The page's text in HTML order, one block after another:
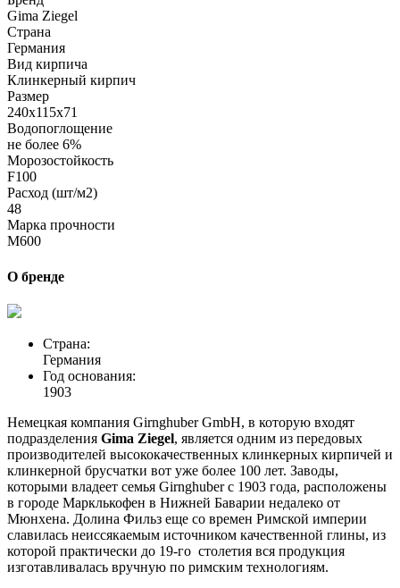
Gima Ziegel
Страна
Германия
Вид кирпича
Клинкерный кирпич
Размер
240х115х71
Водопоглощение
не более 6%
Морозостойкость
F100
Расход (шт/м2)
48
Марка прочности
M600
О бренде
Страна:
Германия
Год основания:
1903
Немецкая компания Girnghuber GmbH, в которую входят
подразделения Gima Ziegel, является одним из передовых
производителей высококачественных клинкерных кирпичей и
клинкерной брусчатки вот уже более 100 лет. Заводы,
которыми владеет семья Girnghuber с 1903 года, расположены
в городе Марклькофен в Нижней Баварии недалеко от
Мюнхена. Долина Фильз еще со времен Римской империи
славилась неиссякаемым источником качественной глины, из
которой практически до 19-го столетия вся продукция
изготавливалась вручную по римским технологиям.